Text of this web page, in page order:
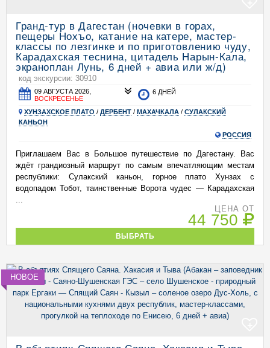
Гранд-тур в Дагестан (ночевки в горах,
пещеры Нохъо, катание на катере, мастер-
классы по лезгинке и по приготовлению чуду,
Карадахская теснина, цитадель Нарын-Кала,
экраноплан Лунь, 6 дней + авиа или ж/д)
код экскурсии: 30910
09 АВГУСТА 2026,
ВОСКРЕСЕНЬЕ
6 ДНЕЙ
ХУНЗАХСКОЕ ПЛАТО / ДЕРБЕНТ / МАХАЧКАЛА / СУЛАКСКИЙ
КАНЬОН
РОССИЯ
Приглашаем Вас в Большое путешествие по Дагестану. Вас
ждёт грандиозный маршрут по самым впечатляющим местам
республики: Сулакский каньон, горное плато Хунзах с
водопадом Тобот, таинственные Ворота чудес — Карадахская
...
ЦЕНА ОТ
44 750
ВЫБРАТЬ
НОВОЕ